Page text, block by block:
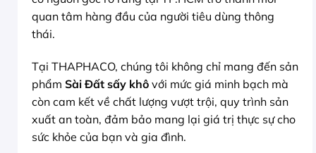
quan tâm hàng đầu của người tiêu dùng thông
thái.
Tại THAPHACO, chúng tôi không chỉ mang đến sản
phẩm Sài Đất sấy khô với mức giá minh bạch mà
còn cam kết về chất lượng vượt trội, quy trình sản
xuất an toàn, đảm bảo mang lại giá trị thực sự cho
sức khỏe của bạn và gia đình.